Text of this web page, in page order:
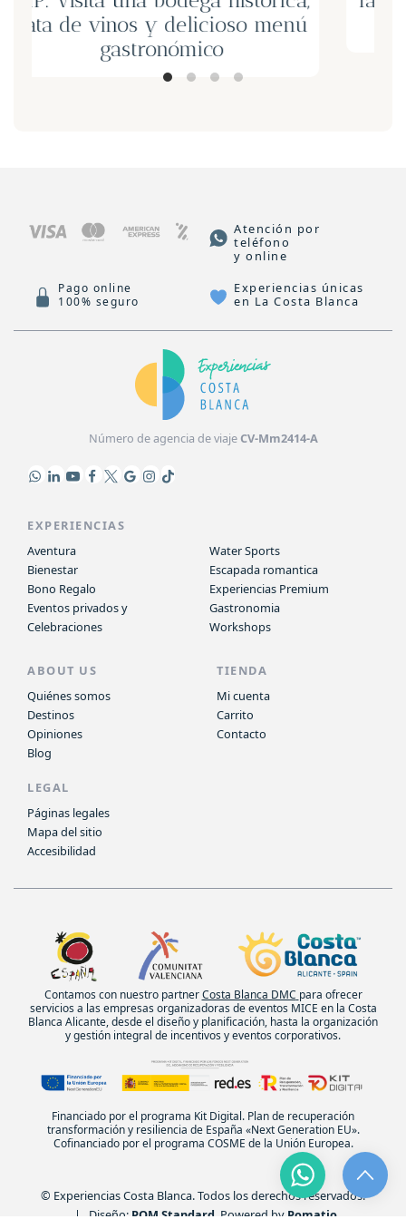
en Javea
Atención por
teléfono
y online
Pago online
100% seguro
Experiencias únicas
en La Costa Blanca
Número de agencia de viajeCV-Mm2414-A
EXPERIENCIAS
Aventura
Bienestar
Bono Regalo
Eventos privados y
Celebraciones
Water Sports
Escapada romantica
Experiencias Premium
Gastronomia
Workshops
ABOUT US
Quiénes somos
Destinos
Opiniones
Blog
TIENDA
Mi cuenta
Carrito
Contacto
LEGAL
Páginas legales
Mapa del sitio
Accesibilidad
Contamos con nuestro partnerCosta Blanca DMC para ofrecer
servicios a las empresas organizadoras de eventos MICE en la Costa
Blanca Alicante, desde el diseño y planificación, hasta la organización
y gestión integral de incentivos y eventos corporativos.
Financiado por el programa Kit Digital. Plan de recuperación
transformación y resiliencia de España «Next Generation EU».
Cofinanciado por el programa COSME de la Unión Europea.
© Experiencias Costa Blanca. Todos los derechos reservados.
| Diseño: POM Standard . Powered by Pomatio